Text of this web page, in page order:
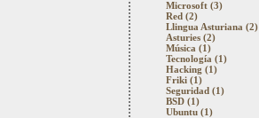
Microsoft (3)
Red (2)
Llingua Asturiana (2)
Asturies (2)
Música (1)
Tecnología (1)
Hacking (1)
Friki (1)
Seguridad (1)
BSD (1)
Ubuntu (1)